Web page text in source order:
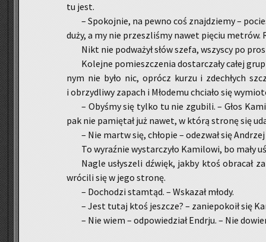
tu jest.
– Spo­koj­nie, na pewno coś znaj­dzie­my –
duży, a my nie prze­szli­śmy nawet pię­ciu me­trów.
Nikt nie pod­wa­żył słów szefa, wszy­scy po
Ko­lej­ne po­miesz­cze­nia do­star­cza­ły całej
nym nie było nic, oprócz kurzu i zde­chłych
i obrzy­dli­wy za­pach i Mło­de­mu chcia­ło się
– Oby­śmy się tylko tu nie zgu­bi­li. – Głos
pak nie pa­mię­tał już nawet, w którą stro­nę się
– Nie martw się, chło­pie – ode­zwał się
To wy­raź­nie wy­star­czy­ło Ka­mi­lo­wi, bo mały
Nagle usły­sze­li dźwięk, jakby ktoś ob­ra­cał
wró­ci­li się w jego stro­nę.
– Do­cho­dzi stam­tąd. – Wska­zał młody.
– Jest tutaj ktoś jesz­cze? – za­nie­po­ko­ił się
– Nie wiem – od­po­wie­dział En­dr­ju. – Nie